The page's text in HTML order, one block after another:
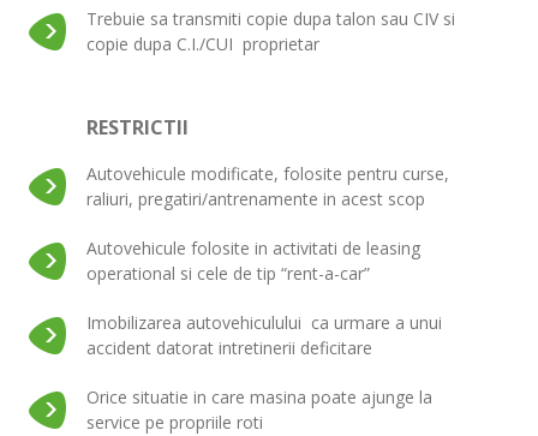
Trebuie sa transmiti copie dupa talon sau CIV si
copie dupa C.I./CUI proprietar
RESTRICTII
Autovehicule modificate, folosite pentru curse,
raliuri, pregatiri/antrenamente in acest scop
Autovehicule folosite in activitati de leasing
operational si cele de tip “rent-a-car”
Imobilizarea autovehiculului ca urmare a unui
accident datorat intretinerii deficitare
Orice situatie in care masina poate ajunge la
service pe propriile roti